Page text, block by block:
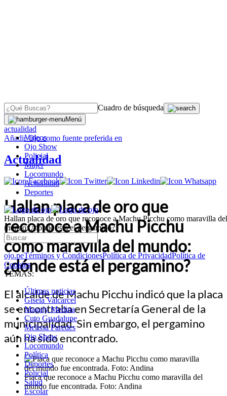
Cuadro de búsqueda
Menú
Videos
Ojo Show
Policial
Mujer
Locomundo
Actualidad
Deportes
Hallan placa de oro que reconoce a Machu Picchu como maravilla del
mundo: ¿dónde está el pergamino?
ojo.peTérminos y CondicionesPolítica de PrivacidadPolítica de
Cookies
TEMAS:
Últimas noticias
Gisela Valcarcel
Magaly Medina
Cuto Guadalupe
Melissa Paredes
Ojo Show
Locomundo
Política
Deportes
Policial
Salud
Escolar
OJO
actualidad
AñadirOjocomo fuente preferida en
Actualidad
Hallan placa de oro que
reconoce a Machu Picchu
como maravilla del mundo:
¿dónde está el pergamino?
El alcalde de Machu Picchu indicó que la placa
se encontraba en Secretaría General de la
municipalidad. Sin embargo, el pergamino
aún ha sido encontrado.
Placa que reconoce a Machu Picchu como maravilla del
mundo fue encontrada. Foto: Andina